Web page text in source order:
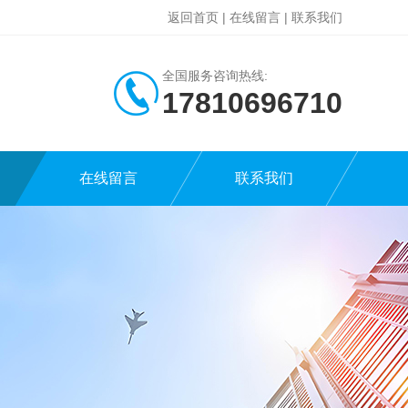
返回首页 | 在线留言 | 联系我们
全国服务咨询热线:
17810696710
在线留言 联系我们